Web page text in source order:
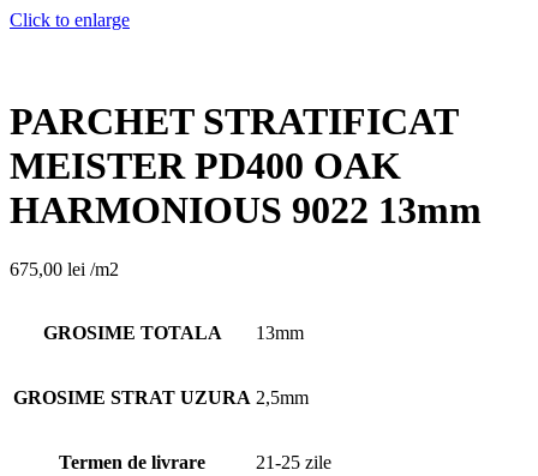
Click to enlarge
PARCHET STRATIFICAT
MEISTER PD400 OAK
HARMONIOUS 9022 13mm
675,00 lei /m2
GROSIME TOTALA 13mm
GROSIME STRAT UZURA 2,5mm
Termen de livrare 21-25 zile